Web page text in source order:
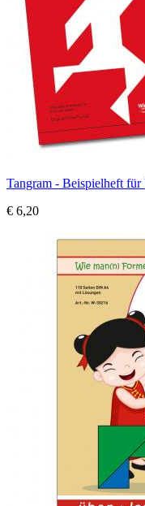
Tangram - Beispielheft für
€ 6,20